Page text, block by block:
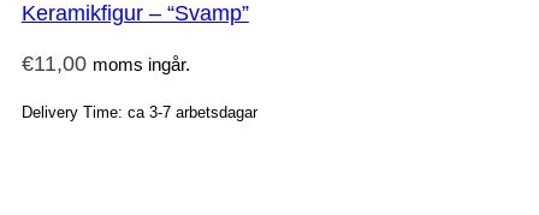
Keramikfigur – “Svamp”
€11,00 moms ingår.
Delivery Time: ca 3-7 arbetsdagar